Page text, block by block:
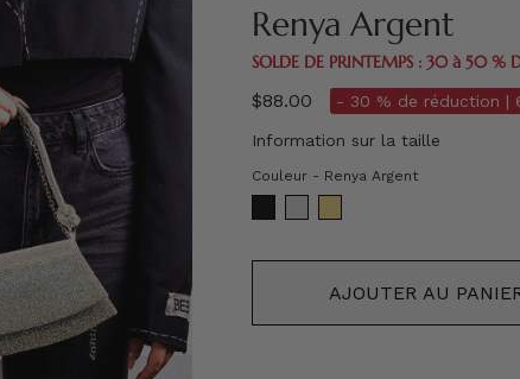
Renya Argent
SOLDE DE PRINTEMPS : 30 à 50 %
$88.00 - 30 % de réduction |
Information sur la taille
Couleur - Renya ArgentCouleur
AJOUTER AU